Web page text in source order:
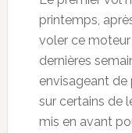
printemps,
voler ce
dernières
envisageant
sur certains de
mis en avant